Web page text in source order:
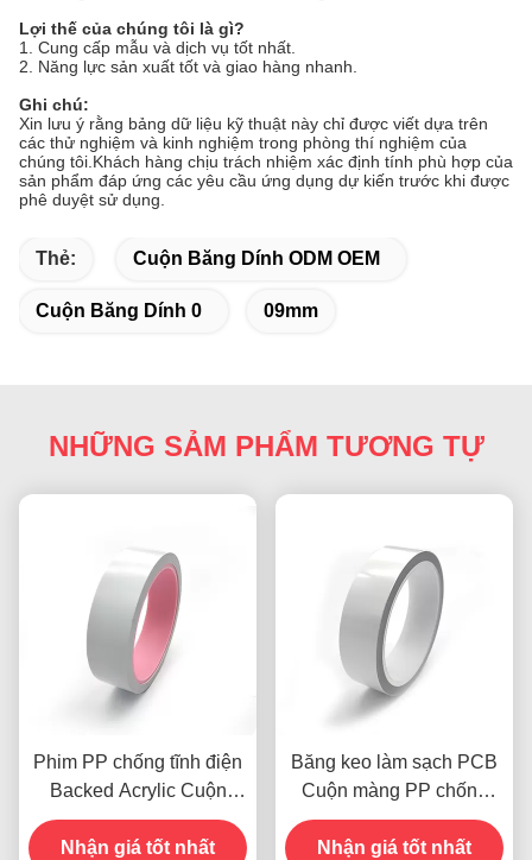
Lợi thế của chúng tôi là gì?
1. Cung cấp mẫu và dịch vụ tốt nhất.
2. Năng lực sản xuất tốt và giao hàng nhanh.
Ghi chú:
Xin lưu ý rằng bảng dữ liệu kỹ thuật này chỉ được viết dựa trên
các thử nghiệm và kinh nghiệm trong phòng thí nghiệm của
chúng tôi.Khách hàng chịu trách nhiệm xác định tính phù hợp của
sản phẩm đáp ứng các yêu cầu ứng dụng dự kiến ​​trước khi được
phê duyệt sử dụng.
Thẻ: Cuộn Băng Dính ODM OEM
Cuộn Băng Dính 0 09mm
NHỮNG SẢM PHẨM TƯƠNG TỰ
Phim PP chống tĩnh điện
Backed Acrylic Cuộn
băng dính Silicone miễn
phí OEM ODM
Nhận giá tốt nhất
Băng keo làm sạch PCB
Cuộn màng PP chống
tĩnh điện Băng cuộn dính
0,09mm
Nhận giá tốt nhất